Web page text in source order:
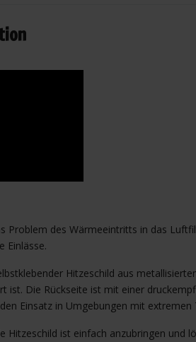
Problem des Wärmeeintritts in das
Einlässe.
Hitzeschild aus
ist. Die Rückseite ist mit einer
Einsatz in Umgebungen mit
Hitzeschild ist einfach anzubringen und